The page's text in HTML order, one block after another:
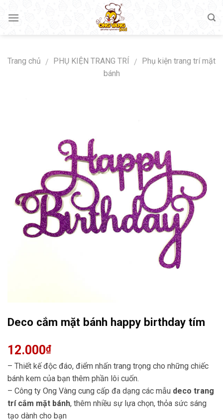
Trang chủ / PHỤ KIỆN TRANG TRÍ / Phụ kiện trang trí mặt
bánh
Deco cắm mặt bánh happy birthday tím
12.000₫
– Thiết kế độc đáo, điểm nhấn trang trọng cho những chiếc
bánh kem của bạn thêm phần lôi cuốn.
– Công ty Ong Vàng cung cấp đa dạng các mẫu deco trang
trí cắm mặt bánh, thêm nhiều sự lựa chọn, thỏa sức sáng
tạo dành cho bạn